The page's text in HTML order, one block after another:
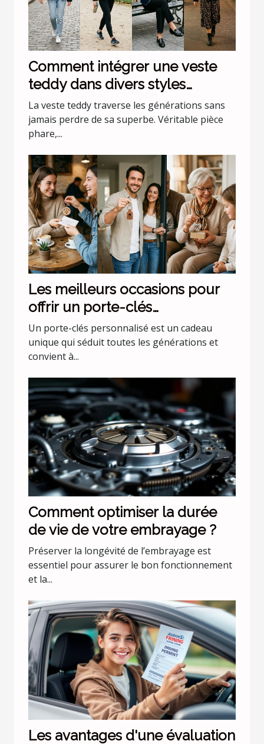
Comment intégrer une veste
teddy dans divers styles
vestimentaires ?
La veste teddy traverse les générations sans
jamais perdre de sa superbe. Véritable pièce
phare,...
Les meilleurs occasions pour
offrir un porte-clés
personnalisé
Un porte-clés personnalisé est un cadeau
unique qui séduit toutes les générations et
convient à...
Comment optimiser la durée
de vie de votre embrayage ?
Préserver la longévité de l’embrayage est
essentiel pour assurer le bon fonctionnement
et la...
Les avantages d'une évaluation